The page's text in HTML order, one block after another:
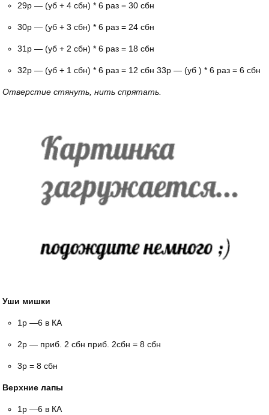
29р — (уб + 4 сбн) * 6 раз = 30 сбн
30р — (уб + 3 сбн) * 6 раз = 24 сбн
31р — (уб + 2 сбн) * 6 раз = 18 сбн
32р — (уб + 1 сбн) * 6 раз = 12 сбн 33р — (уб ) * 6 раз = 6 сбн
Отверстие стянуть, нить спрятать.
Уши мишки
1р —6 в КА
2р — приб. 2 сбн приб. 2сбн = 8 сбн
3р = 8 сбн
Верхние лапы
1р —6 в КА